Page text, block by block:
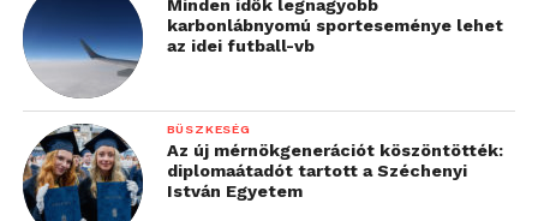
Minden idők legnagyobb
karbonlábnyomú sporteseménye lehet
az idei futball-vb
BÜSZKESÉG
Az új mérnökgenerációt köszöntötték:
diplomaátadót tartott a Széchenyi
István Egyetem